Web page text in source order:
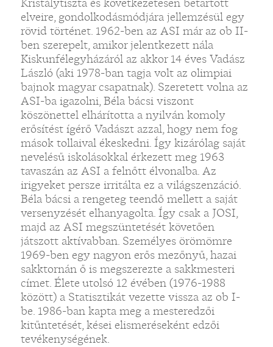
elveire, gondolkodásmódjára jellemzésül egy
rövid történet. 1962-ben az ASI már az ob II-
ben szerepelt, amikor jelentkezett nála
Kiskunfélegyházáról az akkor 14 éves Vadász
László (aki 1978-ban tagja volt az olimpiai
bajnok magyar csapatnak). Szeretett volna az
ASI-ba igazolni, Béla bácsi viszont
köszönettel elhárította a nyilván komoly
erősítést ígérő Vadászt azzal, hogy nem fog
mások tollaival ékeskedni. Így kizárólag saját
nevelésű iskolásokkal érkezett meg 1963
tavaszán az ASI a felnőtt élvonalba. Az
irigyeket persze irritálta ez a világszenzáció.
Béla bácsi a rengeteg teendő mellett a saját
versenyzését elhanyagolta. Így csak a JOSI,
majd az ASI megszüntetését követően
játszott aktívabban. Személyes örömömre
1969-ben egy nagyon erős mezőnyű, hazai
sakktornán ő is megszerezte a sakkmesteri
címet. Élete utolsó 12 évében (1976-1988
között) a Statisztikát vezette vissza az ob I-
be. 1986-ban kapta meg a mesteredzői
kitűntetését, kései elismeréseként edzői
tevékenységének.